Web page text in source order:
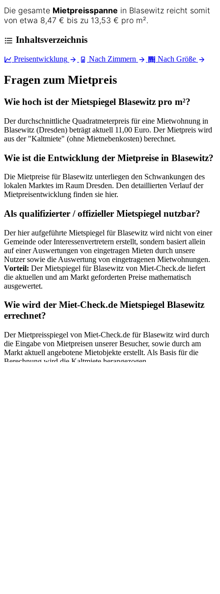
Die gesamte Mietpreisspanne in Blasewitz reicht somit
von etwa 8,47 € bis zu 13,53 € pro m².
Inhaltsverzeichnis
Preisentwicklung Nach Zimmern Nach Größe
Fragen zum Mietpreis
Wie hoch ist der Mietspiegel Blasewitz pro m²?
Der durchschnittliche Quadratmeterpreis für eine Mietwohnung in
Blasewitz (Dresden) beträgt aktuell 11,00 Euro. Der Mietpreis wird
aus der "Kaltmiete" (ohne Mietnebenkosten) berechnet.
Wie ist die Entwicklung der Mietpreise in Blasewitz?
Die Mietpreise für Blasewitz unterliegen den Schwankungen des
lokalen Marktes im Raum Dresden. Den detaillierten Verlauf der
Mietpreisentwicklung finden sie hier.
Als qualifizierter / offizieller Mietspiegel nutzbar?
Der hier aufgeführte Mietspiegel für Blasewitz wird nicht von einer
Gemeinde oder Interessenvertretern erstellt, sondern basiert allein
auf einer Auswertungen von eingetragen Mieten durch unsere
Nutzer sowie die Auswertung von eingetragenen Mietwohnungen.
Vorteil: Der Mietspiegel für Blasewitz von Miet-Check.de liefert
die aktuellen und am Markt geforderten Preise mathematisch
ausgewertet.
Wie wird der Miet-Check.de Mietspiegel Blasewitz
errechnet?
Der Mietpreisspiegel von Miet-Check.de für Blasewitz wird durch
die Eingabe von Mietpreisen unserer Besucher, sowie durch am
Markt aktuell angebotene Mietobjekte erstellt. Als Basis für die
Berechnung wird die Kaltmiete herangezogen.